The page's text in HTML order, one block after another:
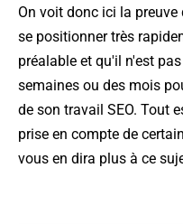
On voit donc ici la
se positionner très
préalable et qu'il n'est
semaines ou des mois
de son travail SEO. Tout
prise en compte de
vous en dira plus à ce